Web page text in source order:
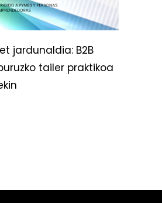
jardunaldia: B2B
tailer praktikoa